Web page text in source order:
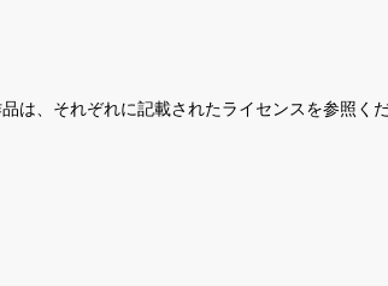
は、それぞれに記載されたライセンスを参照くだ